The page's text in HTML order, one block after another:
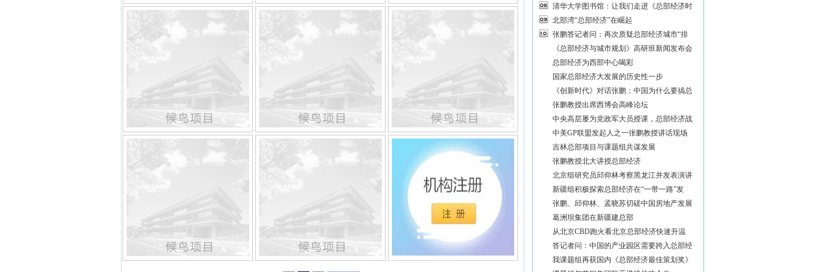
清华大学图书馆：让我们走进《总部经济时
北部湾“总部经济”在崛起
张鹏答记者问：再次质疑总部经济城市“排
《总部经济与城市规划》高研班新闻发布会
总部经济为西部中心喝彩
国家总部经济大发展的历史性一步
《创新时代》对话张鹏：中国为什么要搞总
张鹏教授出席西博会高峰论坛
中央高层屡为党政军大员授课，总部经济战
中美GP联盟发起人之一张鹏教授讲话现场
吉林总部项目与课题组共谋发展
张鹏教授北大讲授总部经济
北京组研究员邱仰林考察黑龙江并发表演讲
新疆组积极探索总部经济在“一带一路”发
张鹏、邱仰林、孟晓苏切磋中国房地产发展
葛洲坝集团在新疆建总部
从北京CBD跑火看北京总部经济快速升温
答记者问：中国的产业园区需要跨入总部经
我课题组再获国内《总部经济最佳策划奖》